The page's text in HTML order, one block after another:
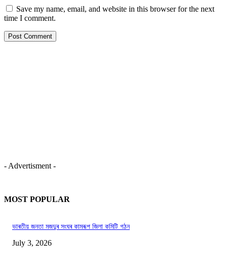
Save my name, email, and website in this browser for the next
time I comment.
- Advertisment -
MOST POPULAR
ভাৰতীয় জনতা মজদুৰ সংঘৰ কামৰূপ জিলা কমিটি গঠন
July 3, 2026